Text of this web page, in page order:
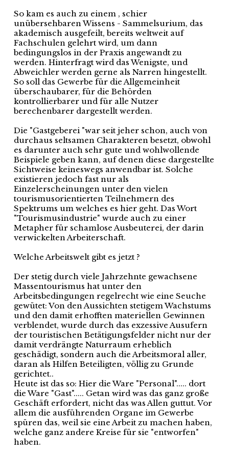
So kam es auch zu einem , schier
unübersehbaren Wissens - Sammelsurium, das
akademisch ausgefeilt, bereits weltweit auf
Fachschulen gelehrt wird, um dann
bedingungslos in der Praxis angewandt zu
werden. Hinterfragt wird das Wenigste, und
Abweichler werden gerne als Narren hingestellt.
So soll das Gewerbe für die Allgemeinheit
überschaubarer, für die Behörden
kontrollierbarer und für alle Nutzer
berechenbarer dargestellt werden.
Die "Gastgeberei "war seit jeher schon, auch von
durchaus seltsamen Charakteren besetzt, obwohl
es darunter auch sehr gute und wohlwollende
Beispiele geben kann, auf denen diese dargestellte
Sichtweise keineswegs anwendbar ist. Solche
existieren jedoch fast nur als
Einzelerscheinungen unter den vielen
tourismusorientierten Teilnehmern des
Spektrums um welches es hier geht. Das Wort
"Tourismusindustrie" wurde auch zu einer
Metapher für schamlose Ausbeuterei, der darin
verwickelten Arbeiterschaft.
Welche Arbeitswelt gibt es jetzt ?
Der stetig durch viele Jahrzehnte gewachsene
Massentourismus hat unter den
Arbeitsbedingungen regelrecht wie eine Seuche
gewütet: Von den Aussichten stetigem Wachstums
und den damit erhofften materiellen Gewinnen
verblendet, wurde durch das exzessive Ausufern
der touristischen Betätigungsfelder nicht nur der
damit verdrängte Naturraum erheblich
geschädigt, sondern auch die Arbeitsmoral aller,
daran als Hilfen Beteiligten, völlig zu Grunde
gerichtet..
Heute ist das so: Hier die Ware "Personal"..... dort
die Ware "Gast"..... Getan wird was das ganz große
Geschäft erfordert, nicht das was Allen guttut. Vor
allem die ausführenden Organe im Gewerbe
spüren das, weil sie eine Arbeit zu machen haben,
welche ganz andere Kreise für sie "entworfen"
haben.